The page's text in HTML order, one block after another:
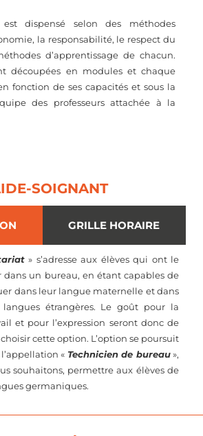
est dispensé selon des méthodes
la responsabilité, le respect du
d’apprentissage de chacun.
découpées en modules et chaque
fonction de ses capacités et sous la
des professeurs attachée à la
SOIGNANT
GRILLE HORAIRE
» s’adresse aux élèves qui ont le
dans un bureau, en étant capables de
dans leur langue maternelle et dans
langues étrangères. Le goût pour la
et pour l’expression seront donc de
cette option. L’option se poursuit
« Technicien de bureau»,
souhaitons, permettre aux élèves de
germaniques.